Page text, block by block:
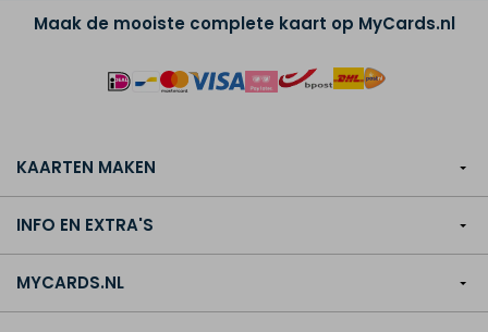
Maak de mooiste complete kaart op MyCards.nl
KAARTEN MAKEN
INFO EN EXTRA'S
MYCARDS.NL